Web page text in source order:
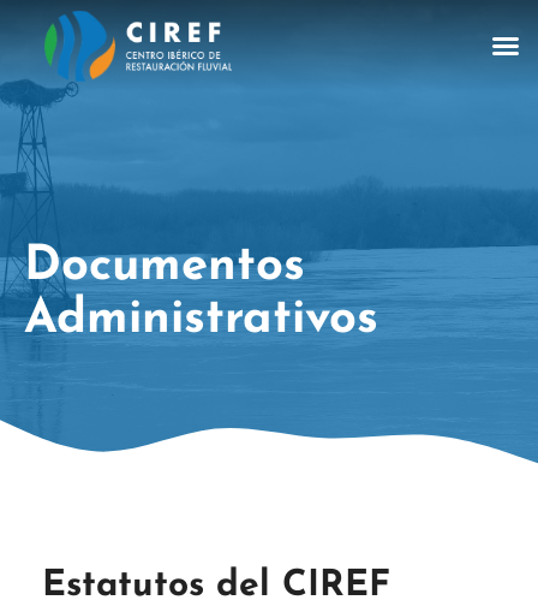
Documentos
Administrativos
Estatutos del CIREF